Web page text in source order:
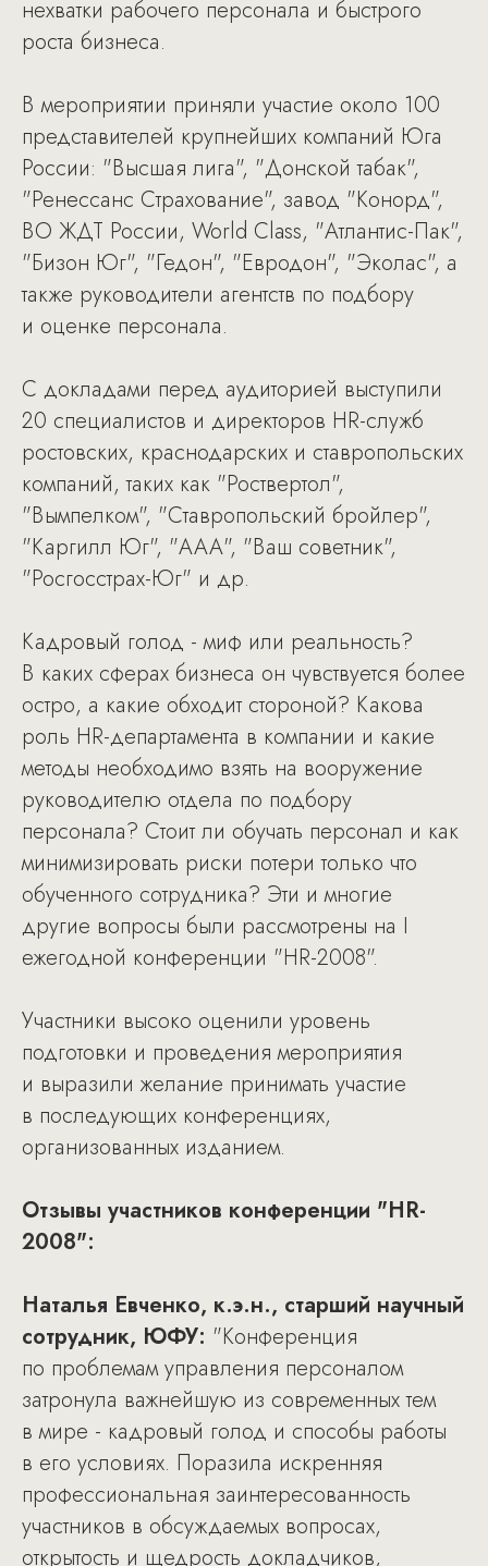
нехватки рабочего персонала и быстрого
роста бизнеса.
В мероприятии приняли участие около 100
представителей крупнейших компаний Юга
России: "Высшая лига", "Донской табак",
"Ренессанс Страхование", завод "Конорд",
ВО ЖДТ России, World Class, "Атлантис-Пак",
"Бизон Юг", "Гедон", "Евродон", "Эколас", а
также руководители агентств по подбору
и оценке персонала.
С докладами перед аудиторией выступили
20 специалистов и директоров HR-служб
ростовских, краснодарских и ставропольских
компаний, таких как "Роствертол",
"Вымпелком", "Ставропольский бройлер",
"Каргилл Юг", "ААА", "Ваш советник",
"Росгосстрах-Юг" и др.
Кадровый голод - миф или реальность?
В каких сферах бизнеса он чувствуется более
остро, а какие обходит стороной? Какова
роль HR-департамента в компании и какие
методы необходимо взять на вооружение
руководителю отдела по подбору
персонала? Стоит ли обучать персонал и как
минимизировать риски потери только что
обученного сотрудника? Эти и многие
другие вопросы были рассмотрены на I
ежегодной конференции "HR-2008".
Участники высоко оценили уровень
подготовки и проведения мероприятия
и выразили желание принимать участие
в последующих конференциях,
организованных изданием.
Отзывы участников конференции "HR-
2008":
Наталья Евченко, к.э.н., старший научный
сотрудник, ЮФУ: "Конференция
по проблемам управления персоналом
затронула важнейшую из современных тем
в мире - кадровый голод и способы работы
в его условиях. Поразила искренняя
профессиональная заинтересованность
участников в обсуждаемых вопросах,
открытость и щедрость докладчиков,